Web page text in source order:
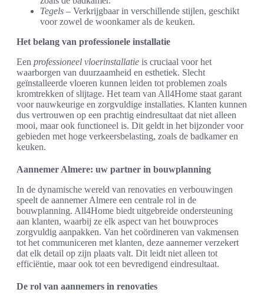
Tegels – Verkrijgbaar in verschillende stijlen, geschikt
voor zowel de woonkamer als de keuken.
Het belang van professionele installatie
Een professioneel vloerinstallatie is cruciaal voor het
waarborgen van duurzaamheid en esthetiek. Slecht
geïnstalleerde vloeren kunnen leiden tot problemen zoals
kromtrekken of slijtage. Het team van All4Home staat garant
voor nauwkeurige en zorgvuldige installaties. Klanten kunnen
dus vertrouwen op een prachtig eindresultaat dat niet alleen
mooi, maar ook functioneel is. Dit geldt in het bijzonder voor
gebieden met hoge verkeersbelasting, zoals de badkamer en
keuken.
Aannemer Almere: uw partner in bouwplanning
In de dynamische wereld van renovaties en verbouwingen
speelt de aannemer Almere een centrale rol in de
bouwplanning. All4Home biedt uitgebreide ondersteuning
aan klanten, waarbij ze elk aspect van het bouwproces
zorgvuldig aanpakken. Van het coördineren van vakmensen
tot het communiceren met klanten, deze aannemer verzekert
dat elk detail op zijn plaats valt. Dit leidt niet alleen tot
efficiëntie, maar ook tot een bevredigend eindresultaat.
De rol van aannemers in renovaties